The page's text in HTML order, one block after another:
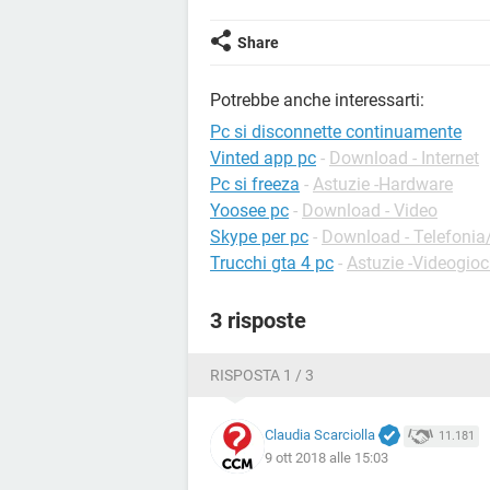
Share
Potrebbe anche interessarti:
Pc si disconnette continuamente
Vinted app pc - Download - Internet
Pc si freeza - Astuzie -Hardware
Yoosee pc - Download - Video
Skype per pc - Download -
Trucchi gta 4 pc - Astuzie -
3 risposte
RISPOSTA 1 / 3
Claudia Scarciolla 11.181
9 ott 2018 alle 15:03